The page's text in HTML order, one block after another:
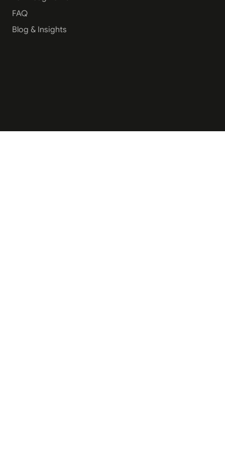
FAQ
Blog & Insights